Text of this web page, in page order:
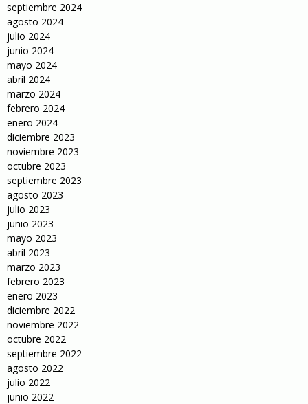
septiembre 2024
agosto 2024
julio 2024
junio 2024
mayo 2024
abril 2024
marzo 2024
febrero 2024
enero 2024
diciembre 2023
noviembre 2023
octubre 2023
septiembre 2023
agosto 2023
julio 2023
junio 2023
mayo 2023
abril 2023
marzo 2023
febrero 2023
enero 2023
diciembre 2022
noviembre 2022
octubre 2022
septiembre 2022
agosto 2022
julio 2022
junio 2022